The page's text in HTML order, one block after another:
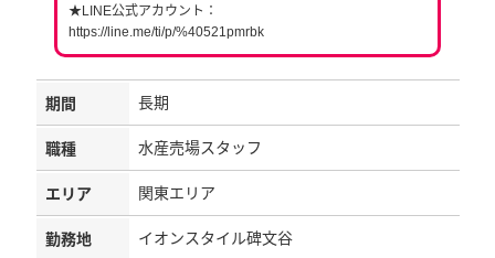
★LINE公式アカウント：
https://line.me/ti/p/%40521pmrbk
期間 長期
職種 水産売場スタッフ
エリア 関東エリア
勤務地 イオンスタイル碑文谷